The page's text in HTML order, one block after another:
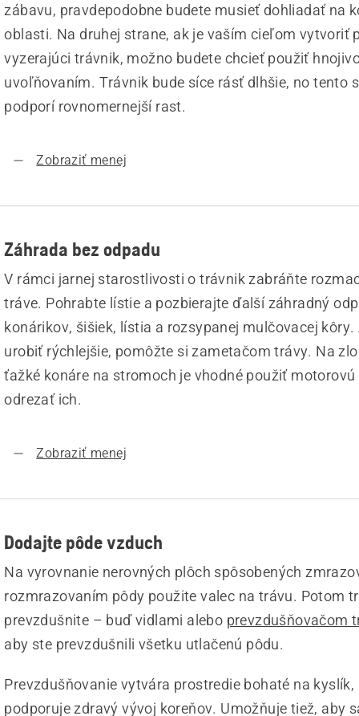
zábavu, pravdepodobne budete musieť dohliadať na
oblasti. Na druhej strane, ak je vaším cieľom vytvoriť
vyzerajúci trávnik, možno budete chcieť použiť
uvoľňovaním. Trávnik bude síce rásť dlhšie, no tento
podporí rovnomernejší rast.
Zobraziť menej
Záhrada bez odpadu
V rámci jarnej starostlivosti o trávnik zabráňte
tráve. Pohrabte lístie a pozbierajte ďalší záhradný
konárikov, šišiek, lístia a rozsypanej mulčovacej kôry.
urobiť rýchlejšie, pomôžte si zametačom trávy. Na
ťažké konáre na stromoch je vhodné použiť motorovú
odrezať ich.
Zobraziť menej
Dodajte pôde vzduch
Na vyrovnanie nerovných plôch spôsobených
rozmrazovaním pôdy použite valec na trávu. Potom
prevzdušnite – buď vidlami alebo prevzdušňovačom
aby ste prevzdušnili všetku utlačenú pôdu.
Prevzdušňovanie vytvára prostredie bohaté na kyslík,
podporuje zdravý vývoj koreňov. Umožňuje tiež, aby